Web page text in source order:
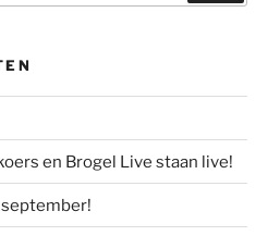
en Brogel Live staan live!
september!